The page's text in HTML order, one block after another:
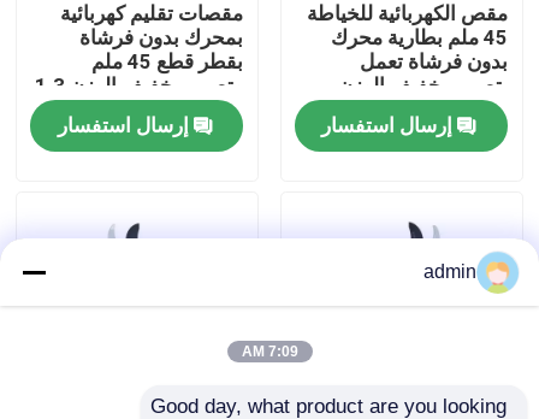
عرض المصنع
اتصل بنا
بالمنشار البنزين
منشار كهربائي
مقص الكهربائية للخياطة
45 ملم بطارية محرك
بدون فرشاة تعمل
بتصميم خفيف الوزن
إرسال استفسار
مقصات تقليم كهربائية
بمحرك بدون فرشاة
بقطر قطع 45 ملم
وتصميم خفيف الوزن 1.3
كجم
إرسال استفسار
admin
7:09 AM
Good day, what product are you looking